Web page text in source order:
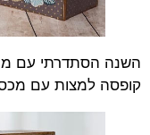
השנה הסתדרתי עם
קופסה למצות עם